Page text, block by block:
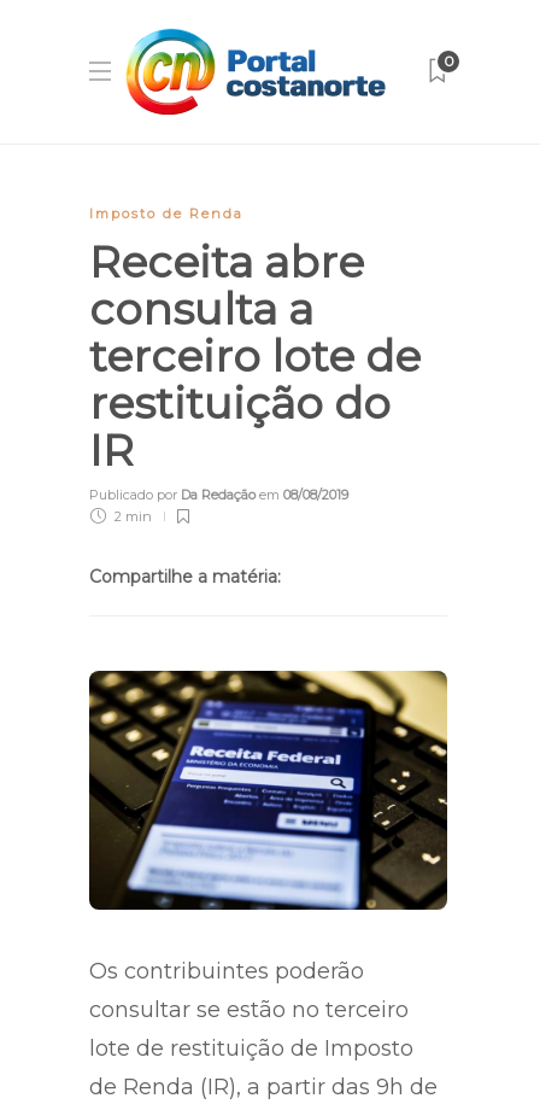
0
Imposto de Renda
Receita abre
consulta a
terceiro lote de
restituição do
IR
Publicado por Da Redaçãoem 08/08/2019
2 min
Compartilhe a matéria:
Os contribuintes poderão
consultar se estão no terceiro
lote de restituição de Imposto
de Renda (IR), a partir das 9h de